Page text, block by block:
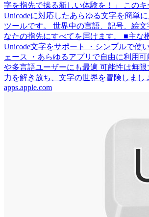
字を指先で操る新しい体験を！」 このキ
Unicodeに対応したあらゆる文字を簡単
ツールです。 世界中の言語、記号、絵
なたの指先にすべてを届けます。 ■主な
Unicode文字をサポート ・シンプルで使
ェース ・あらゆるアプリで自由に利用
や多言語ユーザーにも最適 可能性は無
力を解き放ち、文字の世界を冒険しまし
apps.apple.com